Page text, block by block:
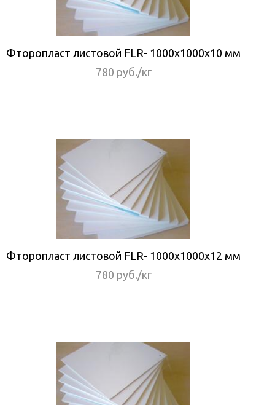
Фторопласт листовой FLR- 1000x1000x10 мм
780 руб./кг
Фторопласт листовой FLR- 1000x1000x12 мм
780 руб./кг